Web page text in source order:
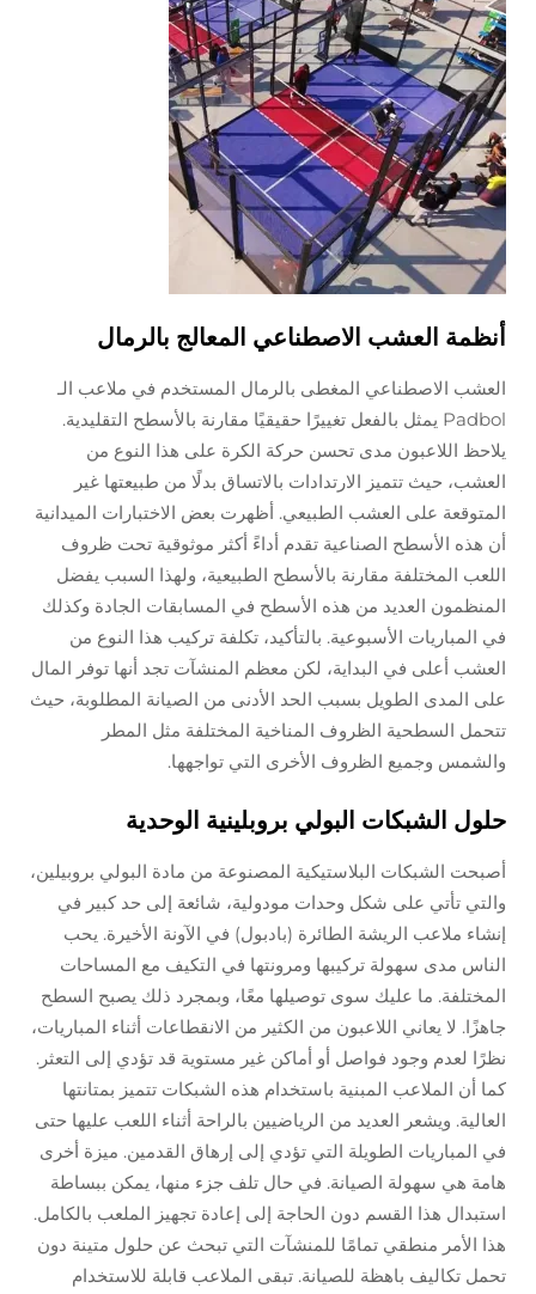
أنظمة العشب الاصطناعي المعالج بالرمال
العشب الاصطناعي المغطى بالرمال المستخدم في ملاعب الـ
Padbol يمثل بالفعل تغييرًا حقيقيًا مقارنة بالأسطح التقليدية.
يلاحظ اللاعبون مدى تحسن حركة الكرة على هذا النوع من
العشب، حيث تتميز الارتدادات بالاتساق بدلًا من طبيعتها غير
المتوقعة على العشب الطبيعي. أظهرت بعض الاختبارات الميدانية
أن هذه الأسطح الصناعية تقدم أداءً أكثر موثوقية تحت ظروف
اللعب المختلفة مقارنة بالأسطح الطبيعية، ولهذا السبب يفضل
المنظمون العديد من هذه الأسطح في المسابقات الجادة وكذلك
في المباريات الأسبوعية. بالتأكيد، تكلفة تركيب هذا النوع من
العشب أعلى في البداية، لكن معظم المنشآت تجد أنها توفر المال
على المدى الطويل بسبب الحد الأدنى من الصيانة المطلوبة، حيث
تتحمل السطحية الظروف المناخية المختلفة مثل المطر
والشمس وجميع الظروف الأخرى التي تواجهها.
حلول الشبكات البولي بروبلينية الوحدية
أصبحت الشبكات البلاستيكية المصنوعة من مادة البولي بروبيلين،
والتي تأتي على شكل وحدات مودولية، شائعة إلى حد كبير في
إنشاء ملاعب الريشة الطائرة (بادبول) في الآونة الأخيرة. يحب
الناس مدى سهولة تركيبها ومرونتها في التكيف مع المساحات
المختلفة. ما عليك سوى توصيلها معًا، وبمجرد ذلك يصبح السطح
جاهزًا. لا يعاني اللاعبون من الكثير من الانقطاعات أثناء المباريات،
نظرًا لعدم وجود فواصل أو أماكن غير مستوية قد تؤدي إلى التعثر.
كما أن الملاعب المبنية باستخدام هذه الشبكات تتميز بمتانتها
العالية. ويشعر العديد من الرياضيين بالراحة أثناء اللعب عليها حتى
في المباريات الطويلة التي تؤدي إلى إرهاق القدمين. ميزة أخرى
هامة هي سهولة الصيانة. في حال تلف جزء منها، يمكن ببساطة
استبدال هذا القسم دون الحاجة إلى إعادة تجهيز الملعب بالكامل.
هذا الأمر منطقي تمامًا للمنشآت التي تبحث عن حلول متينة دون
تحمل تكاليف باهظة للصيانة. تبقى الملاعب قابلة للاستخدام